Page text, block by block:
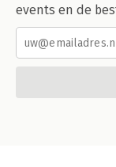
events en de